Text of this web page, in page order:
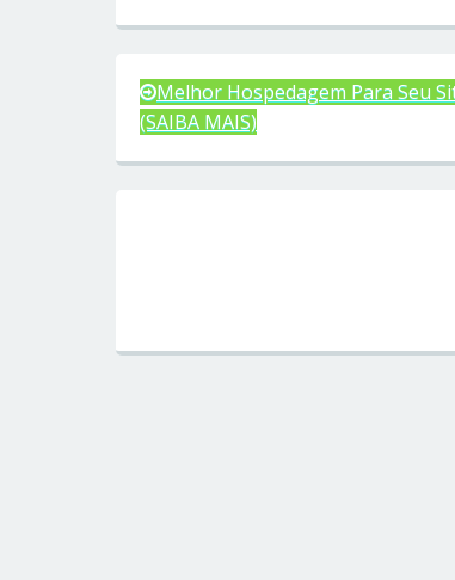
Melhor Hospedagem Para Seu
(SAIBA MAIS)